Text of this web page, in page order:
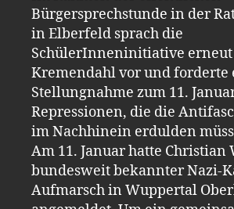
Bürgersprechstunde in der
in Elberfeld sprach die
SchülerInneninitiative erneut
Kremendahl vor und forderte
Stellungnahme zum 11.
Repressionen, die die
im Nachhinein erdulden
Am 11. Januar hatte Christian
bundesweit bekannter Nazi-
Aufmarsch in Wuppertal